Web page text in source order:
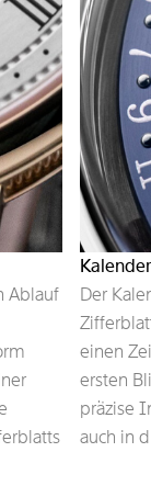
Ablauf
Kalender
Der
einen
ersten
präzise
auch in